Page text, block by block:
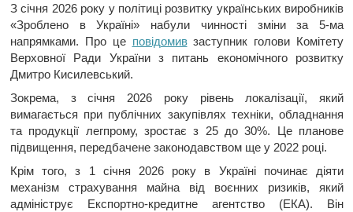
З січня 2026 року у політиці розвитку українських виробників
«Зроблено в Україні» набули чинності зміни за 5-ма
напрямками. Про це повідомивзаступник голови Комітету
Верховної Ради України з питань економічного розвитку
Дмитро Кисилевський.
Зокрема, з січня 2026 року рівень локалізації, який
вимагається при публічних закупівлях техніки, обладнання
та продукції легпрому, зростає з 25 до 30%. Це планове
підвищення, передбачене законодавством ще у 2022 році.
Крім того, з 1 січня 2026 року в Україні починає діяти
механізм страхування майна від воєнних ризиків, який
адмініструє Експортно-кредитне агентство (ЕКА). Він